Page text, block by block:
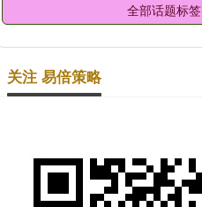
全部话题标签
关注 易倍策略